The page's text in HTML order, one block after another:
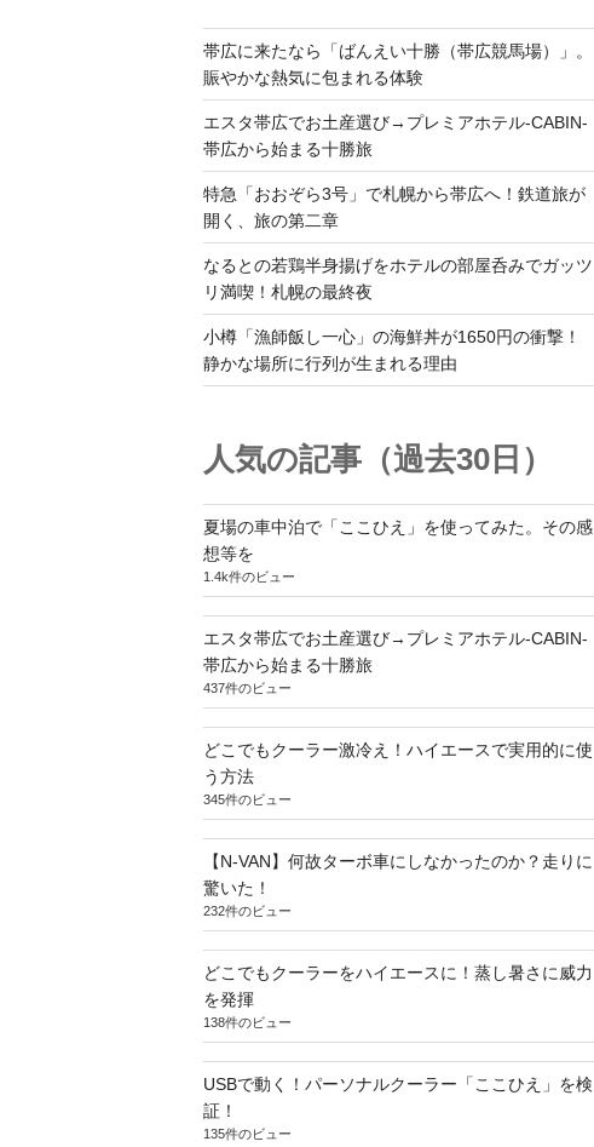
帯広に来たなら「ばんえい十勝（帯広競馬場）」。
賑やかな熱気に包まれる体験
エスタ帯広でお土産選び→プレミアホテル-CABIN-
帯広から始まる十勝旅
特急「おおぞら3号」で札幌から帯広へ！鉄道旅が
開く、旅の第二章
なるとの若鶏半身揚げをホテルの部屋呑みでガッツ
リ満喫！札幌の最終夜
小樽「漁師飯し一心」の海鮮丼が1650円の衝撃！
静かな場所に行列が生まれる理由
人気の記事（過去30日）
夏場の車中泊で「ここひえ」を使ってみた。その感
想等を
1.4k件のビュー
エスタ帯広でお土産選び→プレミアホテル-CABIN-
帯広から始まる十勝旅
437件のビュー
どこでもクーラー激冷え！ハイエースで実用的に使
う方法
345件のビュー
【N-VAN】何故ターボ車にしなかったのか？走りに
驚いた！
232件のビュー
どこでもクーラーをハイエースに！蒸し暑さに威力
を発揮
138件のビュー
USBで動く！パーソナルクーラー「ここひえ」を検
証！
135件のビュー